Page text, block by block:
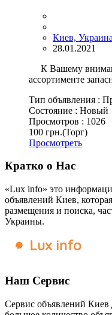
Киев, Украина
28.01.2021
К Вашему
ассортименте
Тип объявления :
Состояние : Новый
Просмотров : 1026
100 грн.(Торг)
Просмотреть
Кратко о Нас
«Lux info» это
объявлений Киев,
размещения и поиска,
Украины.
Наш Сервис
Сервис объявлений Киев